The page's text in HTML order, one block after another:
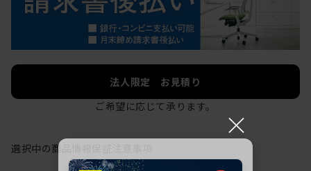
法人限定 お見積り
ご希望に応じて承ります。
選択中の商品情報
×